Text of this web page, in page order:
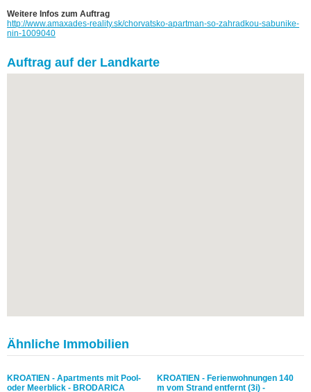
Weitere Infos zum Auftrag
http://www.amaxades-reality.sk/chorvatsko-apartman-so-zahradkou-sabunike-
nin-1009040
Auftrag auf der Landkarte
Ähnliche Immobilien
KROATIEN - Apartments mit Pool-
oder Meerblick - BRODARICA
KROATIEN - Ferienwohnungen 140
m vom Strand entfernt (3i) -